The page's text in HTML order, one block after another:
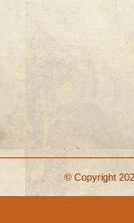
© Copyright